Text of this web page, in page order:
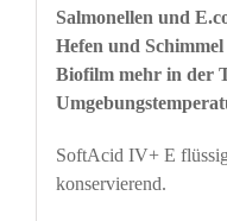
Salmonellen und
Hefen und
Biofilm mehr in der
SoftAcid IV+ E
konservierend.